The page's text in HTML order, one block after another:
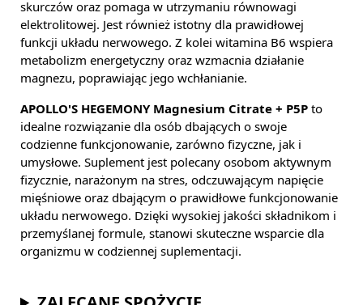
skurczów oraz pomaga w utrzymaniu równowagi
elektrolitowej. Jest również istotny dla prawidłowej
funkcji układu nerwowego. Z kolei witamina B6 wspiera
metabolizm energetyczny oraz wzmacnia działanie
magnezu, poprawiając jego wchłanianie.
APOLLO'S HEGEMONY Magnesium Citrate + P5P to
idealne rozwiązanie dla osób dbających o swoje
codzienne funkcjonowanie, zarówno fizyczne, jak i
umysłowe. Suplement jest polecany osobom aktywnym
fizycznie, narażonym na stres, odczuwającym napięcie
mięśniowe oraz dbającym o prawidłowe funkcjonowanie
układu nerwowego. Dzięki wysokiej jakości składnikom i
przemyślanej formule, stanowi skuteczne wsparcie dla
organizmu w codziennej suplementacji.